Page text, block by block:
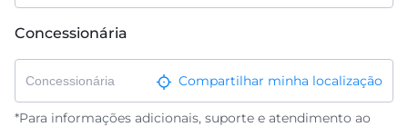
Concessionária
Compartilhar minha localização
*Para informações adicionais, suporte e atendimento ao